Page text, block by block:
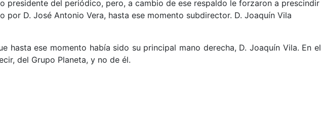
presidente del periódico, pero, a cambio de ese respaldo le forzaron a prescindir
D. José Antonio Vera, hasta ese momento subdirector. D. Joaquín Vila
hasta ese momento había sido su principal mano derecha, D. Joaquín Vila. En el
del Grupo Planeta, y no de él.